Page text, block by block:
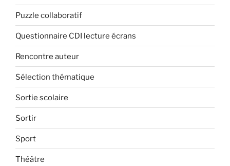
Puzzle collaboratif
Questionnaire CDI lecture écrans
Rencontre auteur
Sélection thématique
Sortie scolaire
Sortir
Sport
Théâtre